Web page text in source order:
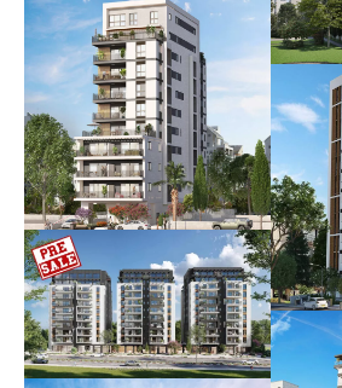
הרב קוק 5
אוכלס
סלנט 26
אוכלס